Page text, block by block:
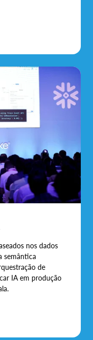
nos dados
semântica
de
IA em produção